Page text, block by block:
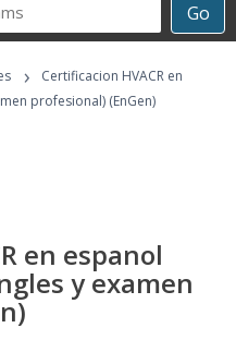
Go
›
Certificacion HVACR en
profesional) (EnGen)
en espanol
y examen